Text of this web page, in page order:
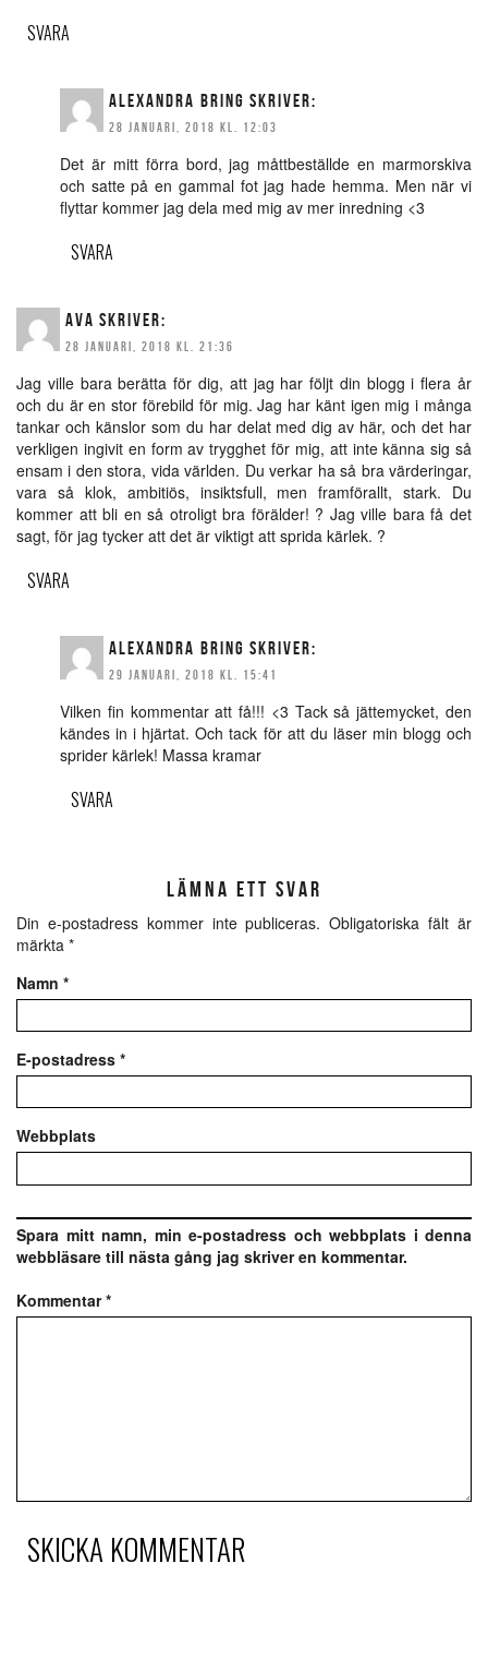
SVARA
ALEXANDRA BRING SKRIVER:
28 JANUARI, 2018 KL. 12:03
Det är mitt förra bord, jag måttbeställde en marmorskiva
och satte på en gammal fot jag hade hemma. Men när vi
flyttar kommer jag dela med mig av mer inredning <3
SVARA
AVA SKRIVER:
28 JANUARI, 2018 KL. 21:36
Jag ville bara berätta för dig, att jag har följt din blogg i flera år
och du är en stor förebild för mig. Jag har känt igen mig i många
tankar och känslor som du har delat med dig av här, och det har
verkligen ingivit en form av trygghet för mig, att inte känna sig så
ensam i den stora, vida världen. Du verkar ha så bra värderingar,
vara så klok, ambitiös, insiktsfull, men framförallt, stark. Du
kommer att bli en så otroligt bra förälder! ? Jag ville bara få det
sagt, för jag tycker att det är viktigt att sprida kärlek. ?
SVARA
ALEXANDRA BRING SKRIVER:
29 JANUARI, 2018 KL. 15:41
Vilken fin kommentar att få!!! <3 Tack så jättemycket, den
kändes in i hjärtat. Och tack för att du läser min blogg och
sprider kärlek! Massa kramar
SVARA
LÄMNA ETT SVAR
Din e-postadress kommer inte publiceras. Obligatoriska fält är
märkta *
Namn *
E-postadress *
Webbplats
Spara mitt namn, min e-postadress och webbplats i denna
webbläsare till nästa gång jag skriver en kommentar.
Kommentar*
SKICKA KOMMENTAR